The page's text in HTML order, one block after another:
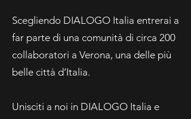
Scegliendo DIALOGO Italia entrerai a
far parte di una comunità di circa 200
collaboratori a Verona, una delle più
belle città d’Italia.
Unisciti a noi in DIALOGO Italia e